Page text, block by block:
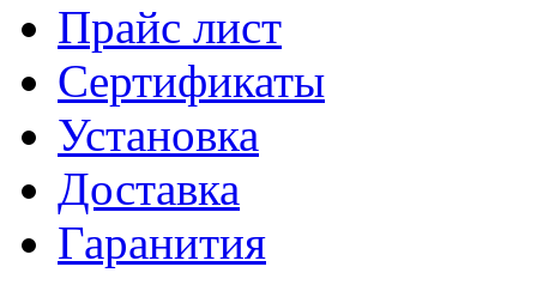
Прайс лист
Сертификаты
Установка
Доставка
Гаранития